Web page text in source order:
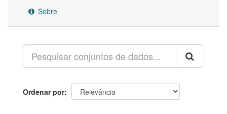
Sobre
Ordenar por